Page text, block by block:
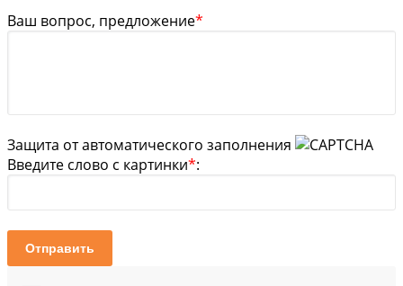
Ваш вопрос, предложение*
Защита от автоматического заполнения
Введите слово с картинки*:
Отправить